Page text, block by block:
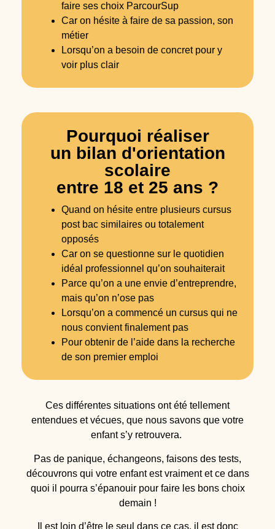
faire ses choix ParcourSup
Car on hésite à faire de sa passion, son
métier
Lorsqu’on a besoin de concret pour y
voir plus clair
Pourquoi réaliser
un bilan d'orientation
scolaire
entre 18 et 25 ans ?
Quand on hésite entre plusieurs cursus
post bac similaires ou totalement
opposés
Car on se questionne sur le quotidien
idéal professionnel qu’on souhaiterait
Parce qu’on a une envie d’entreprendre,
mais qu’on n’ose pas
Lorsqu’on a commencé un cursus qui ne
nous convient finalement pas
Pour obtenir de l’aide dans la recherche
de son premier emploi
Ces différentes situations ont été tellement
entendues et vécues, que nous savons que votre
enfant s’y retrouvera.
Pas de panique, échangeons, faisons des tests,
découvrons qui votre enfant est vraiment et ce dans
quoi il pourra s’épanouir pour faire les bons choix
demain !
Il est loin d’être le seul dans ce cas, il est donc